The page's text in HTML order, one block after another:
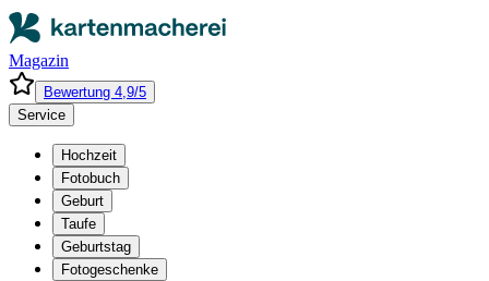
Magazin
Bewertung 4,9/5
Service
Hochzeit
Fotobuch
Geburt
Taufe
Geburtstag
Fotogeschenke